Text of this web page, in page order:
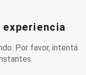
Por favor, intentá